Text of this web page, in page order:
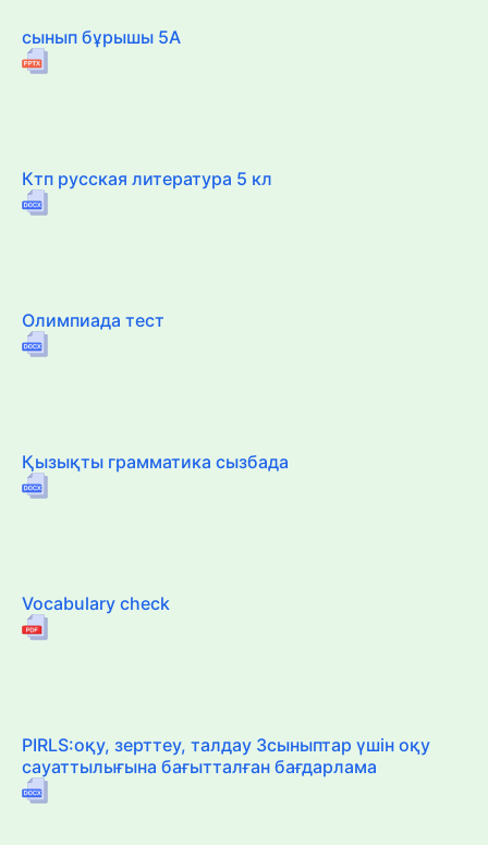
сынып бұрышы 5А
Ктп русская литература 5 кл
Олимпиада тест
Қызықты грамматика сызбада
Vocabulary check
PIRLS:оқу, зерттеу, талдау 3сыныптар үшін оқу
сауаттылығына бағытталған бағдарлама